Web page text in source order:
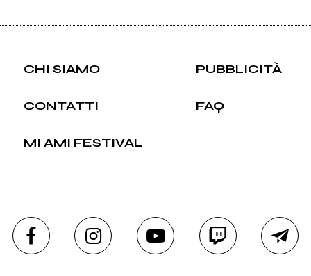
CHI SIAMO PUBBLICITÀ
CONTATTI FAQ
MI AMI FESTIVAL